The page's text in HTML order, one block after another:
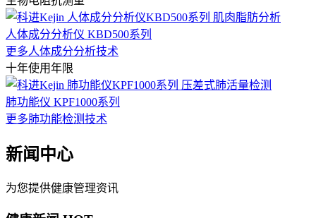
人体成分分析仪 KBD500系列
更多人体成分分析技术
十年使用年限
肺功能仪 KPF1000系列
更多肺功能检测技术
新闻中心
为您提供健康管理资讯